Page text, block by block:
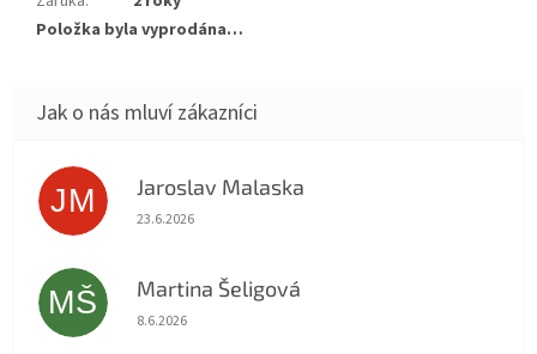
Položka byla vyprodána…
JM Jaroslav Malaska
Hodnocení obchodu je 5 z 5 hvězdiček.
23.6.2026
MŠ Martina Šeligová
Hodnocení obchodu je 5 z 5 hvězdiček.
8.6.2026